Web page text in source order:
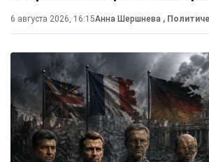
6 августа 2026, 16:15Анна Шершнева ,